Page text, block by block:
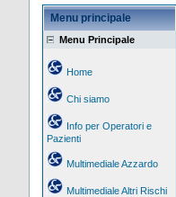
Menu principale
Menu Principale
Home
Chi siamo
Info per Operatori e
Pazienti
Multimediale Azzardo
Multimediale Altri Rischi